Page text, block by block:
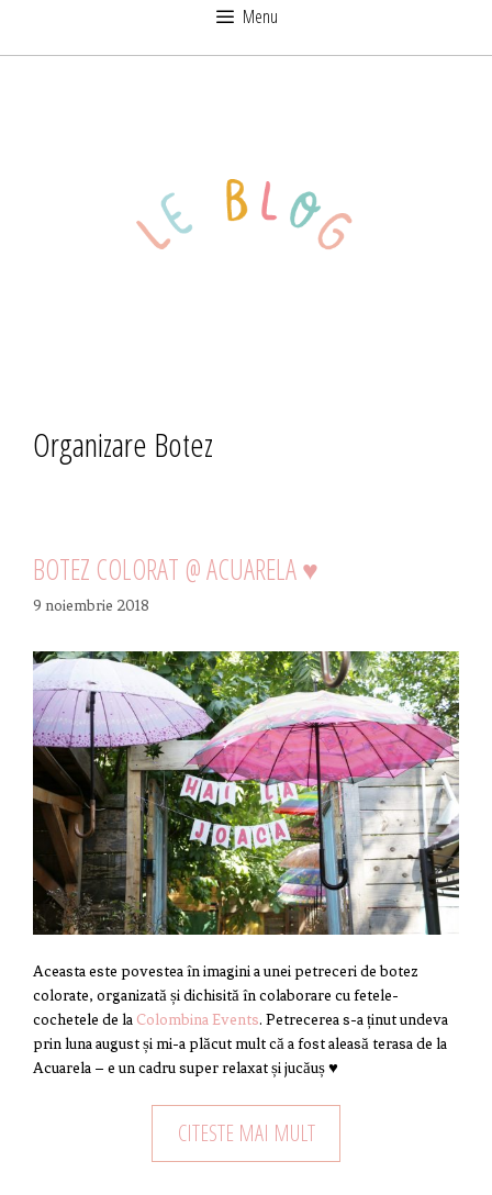
conținut
Menu
Organizare Botez
BOTEZ COLORAT @ ACUARELA ♥
9 noiembrie 2018
Aceasta este povestea în imagini a unei petreceri de botez
colorate, organizată și dichisită în colaborare cu fetele-
cochetele de la Colombina Events. Petrecerea s-a ținut undeva
prin luna august și mi-a plăcut mult că a fost aleasă terasa de la
Acuarela – e un cadru super relaxat și jucăuș ♥
CITESTE MAI MULT